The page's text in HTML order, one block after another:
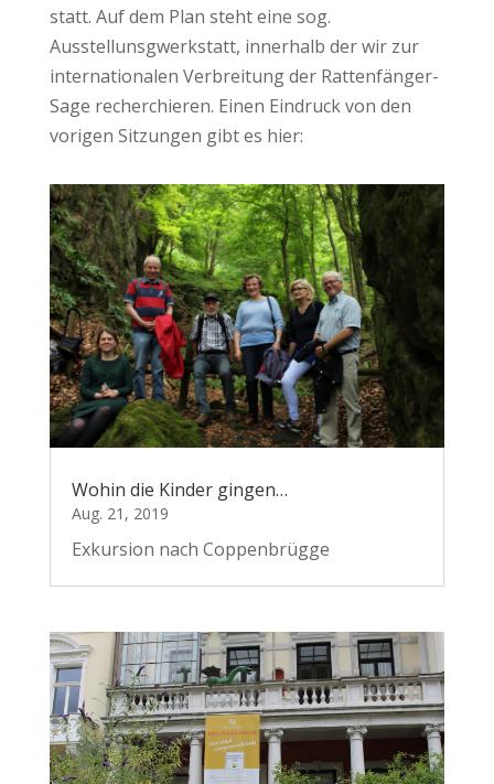
statt. Auf dem Plan steht eine sog.
Ausstellunsgwerkstatt, innerhalb der wir zur
internationalen Verbreitung der Rattenfänger-
Sage recherchieren. Einen Eindruck von den
vorigen Sitzungen gibt es hier:
Wohin die Kinder gingen…
Aug. 21, 2019
Exkursion nach Coppenbrügge